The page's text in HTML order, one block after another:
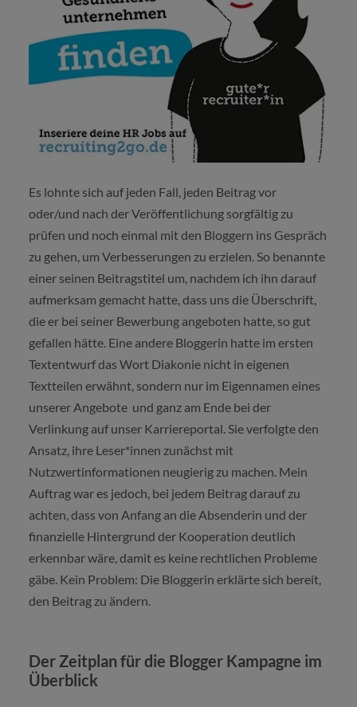
Es lohnte sich auf jeden Fall, jeden Beitrag vor
oder/und nach der Veröffentlichung sorgfältig zu
prüfen und noch einmal mit den Bloggern ins Gespräch
zu gehen, um Verbesserungen zu erzielen. So benannte
einer seinen Beitragstitel um, nachdem ich ihn darauf
aufmerksam gemacht hatte, dass uns die Überschrift,
die er bei seiner Bewerbung angeboten hatte, so gut
gefallen hätte. Eine andere Bloggerin hatte im ersten
Textentwurf das Wort Diakonie nicht in eigenen
Textteilen erwähnt, sondern nur im Eigennamen eines
unserer Angebote und ganz am Ende bei der
Verlinkung auf unser Karriereportal. Sie verfolgte den
Ansatz, ihre Leser*innen zunächst mit
Nutzwertinformationen neugierig zu machen. Mein
Auftrag war es jedoch, bei jedem Beitrag darauf zu
achten, dass von Anfang an die Absenderin und der
finanzielle Hintergrund der Kooperation deutlich
erkennbar wäre, damit es keine rechtlichen Probleme
gäbe. Kein Problem: Die Bloggerin erklärte sich bereit,
den Beitrag zu ändern.
Der Zeitplan für die Blogger Kampagne im
Überblick